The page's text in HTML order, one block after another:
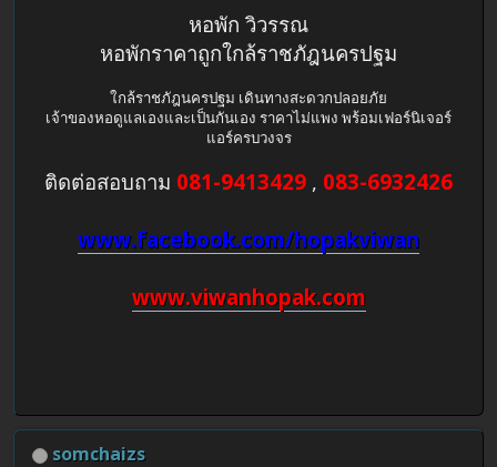
หอพัก วิวรรณ
หอพักราคาถูกใกล้ราชภัฎนครปฐม
ใกล้ราชภัฎนครปฐม เดินทางสะดวกปลอยภัย
เจ้าของหอดูแลเองและเป็นกันเอง ราคาไม่แพง พร้อมเฟอร์นิเจอร์
แอร์ครบวงจร
ติดต่อสอบถาม 081-9413429 , 083-6932426
www.facebook.com/hopakviwan
www.viwanhopak.com
somchaizs